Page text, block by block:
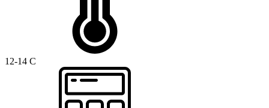
12-14 C